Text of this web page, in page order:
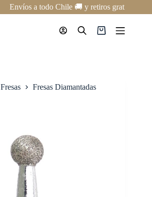
Envíos a todo Chile 🚚 y retiros gratis en
Carro
Fresas Fresas Diamantadas